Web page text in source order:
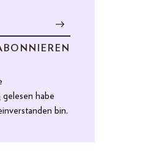
gelesen habe
bin.